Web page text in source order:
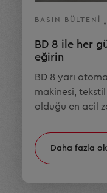
BASIN BÜLTENI
BD 8 ile her
eğirin
BD 8 yarı
makinesi, tekstil
olduğu en acil
Daha fazla